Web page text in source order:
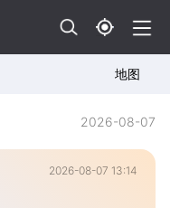
地图
2026-08-07
2026-08-07 13:14